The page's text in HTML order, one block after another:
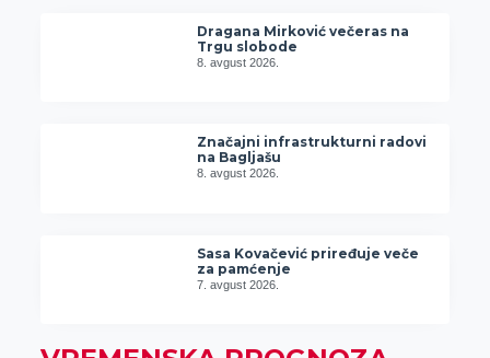
Dragana Mirković večeras na
Trgu slobode
8. avgust 2026.
Značajni infrastrukturni radovi
na Bagljašu
8. avgust 2026.
Sasa Kovačević priređuje veče
za pamćenje
7. avgust 2026.